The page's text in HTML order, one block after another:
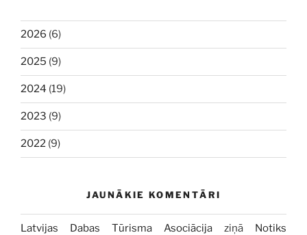
2026 (6)
2025 (9)
2024 (19)
2023 (9)
2022 (9)
JAUNĀKIE KOMENTĀRI
Latvijas Dabas Tūrisma Asociācija ziņā Notiks